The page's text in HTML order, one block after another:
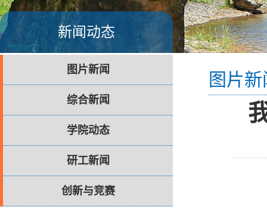
新闻动态
图片新闻
综合新闻
学院动态
研工新闻
创新与竞赛
图片新